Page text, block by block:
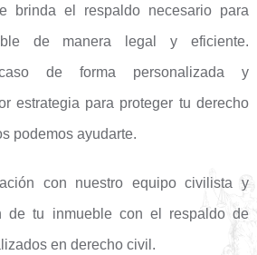
brinda el respaldo necesario para
de manera legal y eficiente.
de forma personalizada y
estrategia para proteger tu derecho
podemos ayudarte.
con nuestro equipo civilista y
de tu inmueble con el respaldo de
en derecho civil.